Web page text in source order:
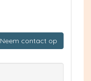
Neem contact op